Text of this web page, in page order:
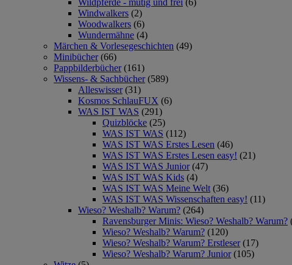
Wildpferde - mutig und frei (6)
Windwalkers (2)
Woodwalkers (6)
Wundermähne (4)
Märchen & Vorlesegeschichten (49)
Minibücher (66)
Pappbilderbücher (161)
Wissens- & Sachbücher (589)
Alleswisser (31)
Kosmos SchlauFUX (6)
WAS IST WAS (291)
Quizblöcke (25)
WAS IST WAS (112)
WAS IST WAS Erstes Lesen (46)
WAS IST WAS Erstes Lesen easy! (21)
WAS IST WAS Junior (47)
WAS IST WAS Kids (4)
WAS IST WAS Meine Welt (36)
WAS IST WAS Wissenschaften easy! (11)
Wieso? Weshalb? Warum? (264)
Ravensburger Minis: Wieso? Weshalb? Warum?
Wieso? Weshalb? Warum? (120)
Wieso? Weshalb? Warum? Erstleser (17)
Wieso? Weshalb? Warum? Junior (105)